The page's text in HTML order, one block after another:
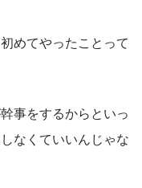
めてやったことって
事をするからといっ
なくていいんじゃな